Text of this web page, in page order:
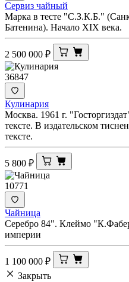
Сервиз чайный
Марка в тесте "С.З.К.Б."
Батенина). Начало XIX века.
2 500 000 ₽
36847
Кулинария
Москва. 1961 г.
тексте. В издательском
тексте.
5 800 ₽
10771
Чайница
Серебро 84". Клеймо
империи
1 100 000 ₽
Закрыть